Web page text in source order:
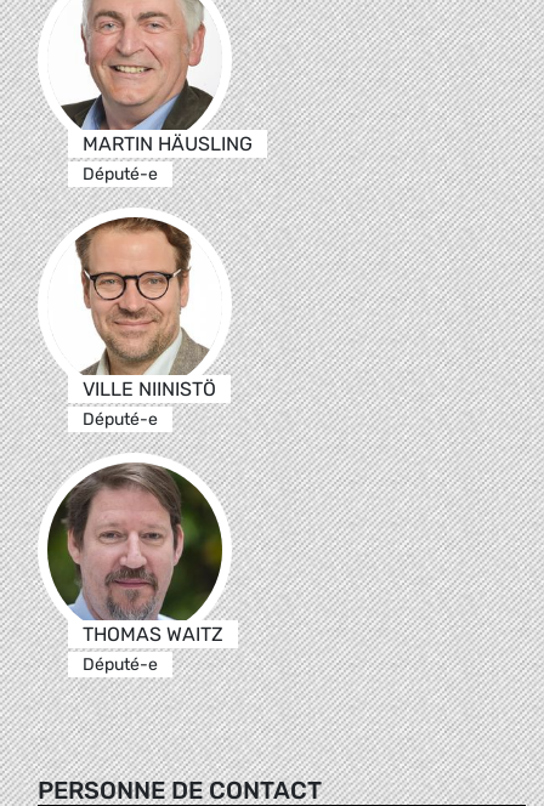
MARTIN HÄUSLING
Député-e
VILLE NIINISTÖ
Député-e
THOMAS WAITZ
Député-e
PERSONNE DE CONTACT